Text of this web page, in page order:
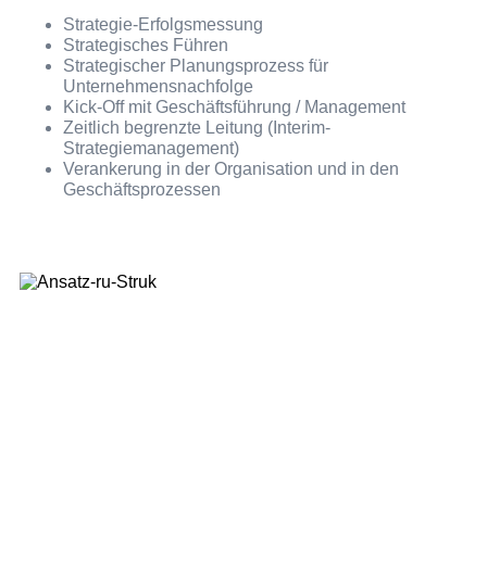
Strategie-Erfolgsmessung
Strategisches Führen
Strategischer Planungsprozess für
Unternehmensnachfolge
Kick-Off mit Geschäftsführung / Management
Zeitlich begrenzte Leitung (Interim-
Strategiemanagement)
Verankerung in der Organisation und in den
Geschäftsprozessen